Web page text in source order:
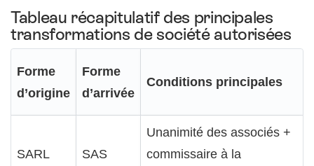
Tableau récapitulatif des principales
transformations de société autorisées
Forme
d’origine
Forme
d’arrivée
Conditions principales
SARL SAS
Unanimité des associés +
commissaire à la